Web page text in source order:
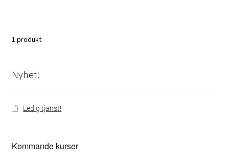
Kontroll – Brandventilation
Logga in
SBA Standard+
1 produkt
Nyhet!
Ledig tjänst!
Kommande kurser